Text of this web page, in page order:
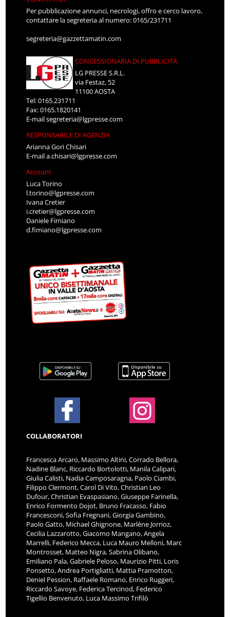
Per pubblicazione annunci, necrologi, offro e cerco lavoro,
contattare la segreteria al numero: 0165/231711
segreteria@gazzettamatin.com
CONCESSIONARIA DI PUBBLICITÀ
LG PRESSE S.R.L.
via Festaz, 52
11100 AOSTA
Tel: 0165.231711
Fax: 0165.1820141
E-mailsegreteria@lgpresse.com
RESPONSABILE DI AGENZIA
Arianna Gori Chisari
E-maila.chisari@lgpresse.com
Account
Luca Torino
l.torino@lgpresse.com
Ivana Cretier
i.cretier@lgpresse.com
Daniele Fimiano
d.fimiano@lgpresse.com
COLLABORATORI
Francesca Arcaro, Massimo Altini, Corrado Bellora,
Nadine Blanc, Riccardo Bortolotti, Manila Calipari,
Giulia Calisti, Nadia Camposaragna, Paolo Ciambi,
Filippo Clermont, Carol Di Vito, Christian Leo
Dufour, Christian Evaspasiano, Giuseppe Farinella,
Enrico Formento Dojot, Bruno Fracasso, Fabio
Francesconi, Sofia Fregnani, Giorgia Gambino,
Paolo Gatto, Michael Ghignone, Marlène Jorrioz,
Cecilia Lazzarotto, Giacomo Mangano, Angela
Marrelli, Federico Mecca, Luca Mauro Melloni, Marc
Montrosset, Matteo Nigra, Sabrina Olibano,
Emiliano Pala, Gabriele Peloso, Maurizio Pitti, Loris
Ponsetto, Andrea Portigliatti, Mattia Pramotton,
Deniel Pession, Raffaele Romano, Enrico Ruggeri,
Riccardo Savoye, Federica Tercinod, Federico
Tigellio Benvenuto, Luca Massimo Trifilò